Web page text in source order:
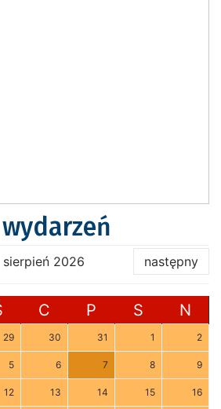
sierpień 2026 następny
C P S N
29 30 31 1 2
5 6 7 8 9
12 13 14 15 16